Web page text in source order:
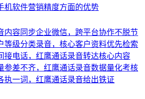
机软件营销精度方面的优势
内容同步企业微信，跨平台协作不脱节
等级分类录音，核心客户资料优先检索
接电话，红鹰通话录音转达核心内容
参差不齐，红鹰通话录音数据量化考核
执一词，红鹰通话录音给出铁证